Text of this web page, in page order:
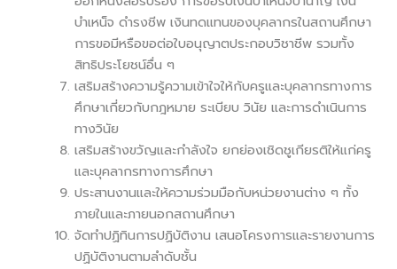
บำเหน็จ ดำรงชีพ เงินทดแทนของบุคลากรในสถานศึกษา
การขอมีหรือขอต่อใบอนุญาตประกอบวิชาชีพ รวมทั้ง
สิทธิประโยชน์อื่น ๆ
เสริมสร้างความรู้ความเข้าใจให้กับครูและบุคลากรทางการ
ศึกษาเกี่ยวกับกฎหมาย ระเบียบ วินัย และการดำเนินการ
ทางวินัย
เสริมสร้างขวัญและกำลังใจ ยกย่องเชิดชูเกียรติให้แก่ครู
และบุคลากรทางการศึกษา
ประสานงานและให้ความร่วมมือกับหน่วยงานต่าง ๆ ทั้ง
ภายในและภายนอกสถานศึกษา
จัดทำปฏิทินการปฏิบัติงาน เสนอโครงการและรายงานการ
ปฏิบัติงานตามลำดับชั้น